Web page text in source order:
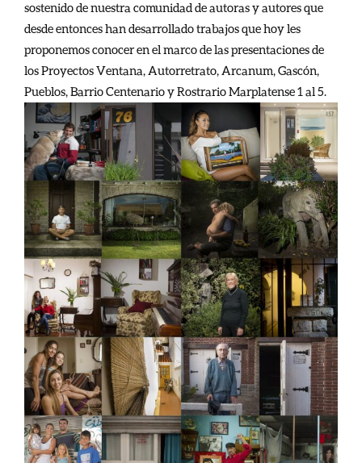
sostenido de nuestra comunidad de autoras y autores que
desde entonces han desarrollado trabajos que hoy les
proponemos conocer en el marco de las presentaciones de
los Proyectos Ventana, Autorretrato, Arcanum, Gascón,
Pueblos, Barrio Centenario y Rostrario Marplatense 1 al 5.